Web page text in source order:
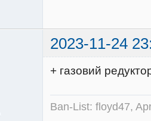
2023-11-24
+ газовий
Ban-List: floyd47,